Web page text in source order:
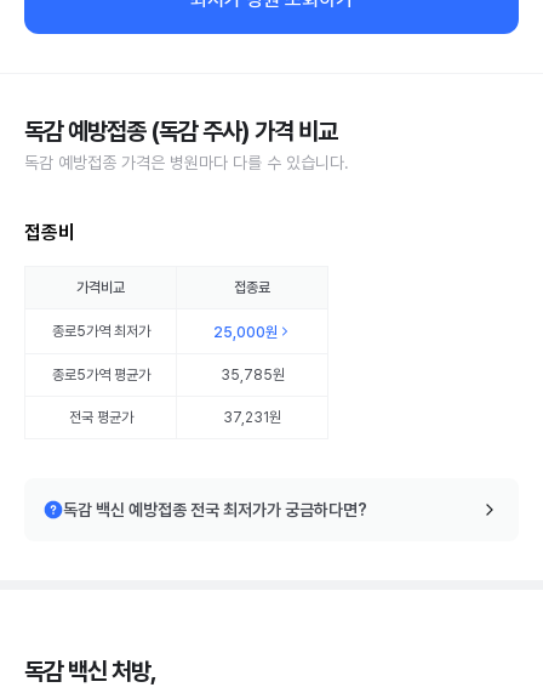
독감 예방접종 (독감 주사) 가격 비교
독감 예방접종 가격은 병원마다 다를 수 있습니다.
접종비
가격비교 접종료
종로5가역최저가 25,000원
종로5가역평균가 35,785원
전국 평균가 37,231원
독감 백신 예방접종 전국 최저가가 궁금하다면?
독감 백신 처방,